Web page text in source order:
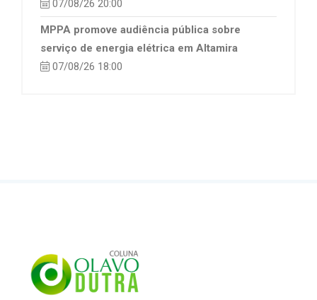
07/08/26 20:00
MPPA promove audiência pública sobre
serviço de energia elétrica em Altamira
07/08/26 18:00